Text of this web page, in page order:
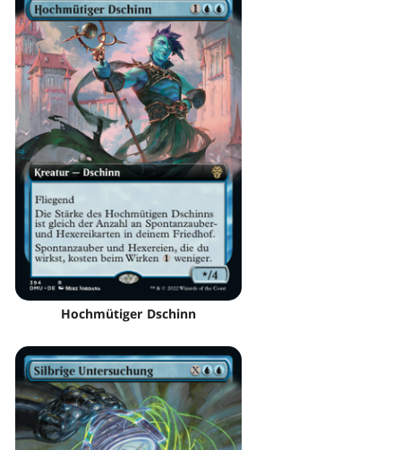
Hochmütiger Dschinn